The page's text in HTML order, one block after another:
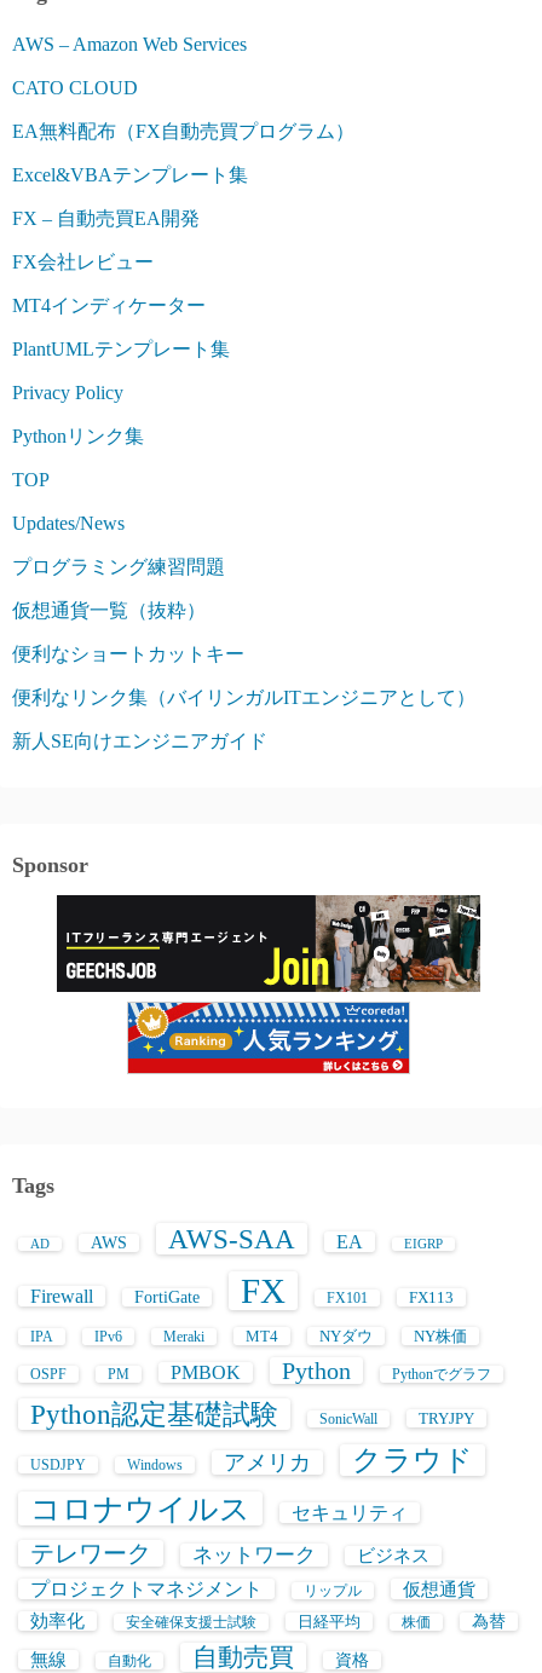
AWS – Amazon Web Services
CATO CLOUD
EA無料配布（FX自動売買プログラム）
Excel&VBAテンプレート集
FX – 自動売買EA開発
FX会社レビュー
MT4インディケーター
PlantUMLテンプレート集
Privacy Policy
Pythonリンク集
TOP
Updates/News
プログラミング練習問題
仮想通貨一覧（抜粋）
便利なショートカットキー
便利なリンク集（バイリンガルITエンジニアとして）
新人SE向けエンジニアガイド
Sponsor
Tags
AD AWS AWS-SAA EA EIGRP
Firewall FortiGate FX FX101 FX113
IPA IPv6 Meraki MT4 NYダウ NY株価
OSPF PM PMBOK Python Pythonでグラフ
Python認定基礎試験 SonicWall TRYJPY
USDJPY Windows アメリカ クラウド
コロナウイルス セキュリティ
テレワーク ネットワーク ビジネス
プロジェクトマネジメント リップル 仮想通貨
効率化 安全確保支援士試験 日経平均 株価 為替
無線 自動化 自動売買 資格